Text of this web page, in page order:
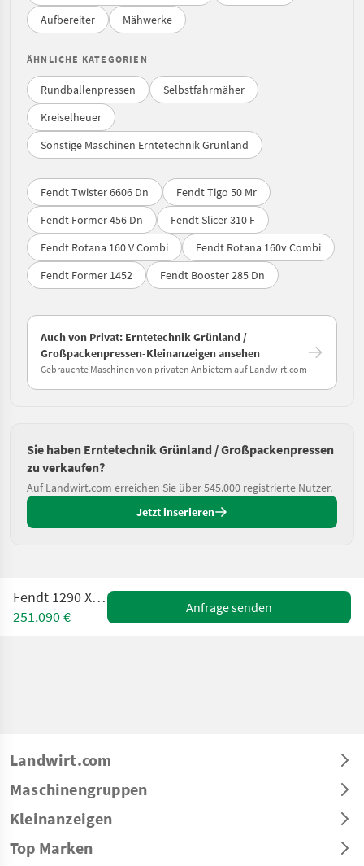
Aufbereiter
Mähwerke
ÄHNLICHE KATEGORIEN
Rundballenpressen
Selbstfahrmäher
Kreiselheuer
Sonstige Maschinen Erntetechnik Grünland
Fendt Twister 6606 Dn
Fendt Tigo 50 Mr
Fendt Former 456 Dn
Fendt Slicer 310 F
Fendt Rotana 160 V Combi
Fendt Rotana 160v Combi
Fendt Former 1452
Fendt Booster 285 Dn
Auch von Privat: Erntetechnik Grünland /
Großpackenpressen-Kleinanzeigen ansehen
Gebrauchte Maschinen von privaten Anbietern auf Landwirt.com
Sie haben Erntetechnik Grünland / Großpackenpressen
zu verkaufen?
Auf Landwirt.com erreichen Sie über 545.000 registrierte Nutzer.
Jetzt inserieren
Fendt 1290 XD ProCut
251.090 €
Anfrage senden
Landwirt.com
Maschinengruppen
Kleinanzeigen
Top Marken